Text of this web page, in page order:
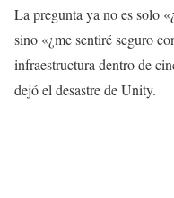
La pregunta ya no es solo
sino «¿me sentiré seguro
infraestructura dentro de
dejó el desastre de Unity.